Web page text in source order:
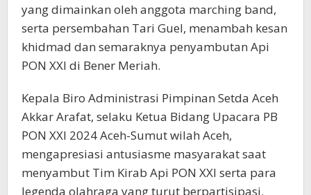
yang dimainkan oleh anggota marching band,
serta persembahan Tari Guel, menambah kesan
khidmad dan semaraknya penyambutan Api
PON XXI di Bener Meriah.
Kepala Biro Administrasi Pimpinan Setda Aceh
Akkar Arafat, selaku Ketua Bidang Upacara PB
PON XXI 2024 Aceh-Sumut wilah Aceh,
mengapresiasi antusiasme masyarakat saat
menyambut Tim Kirab Api PON XXI serta para
legenda olahraga yang turut berpartisipasi.